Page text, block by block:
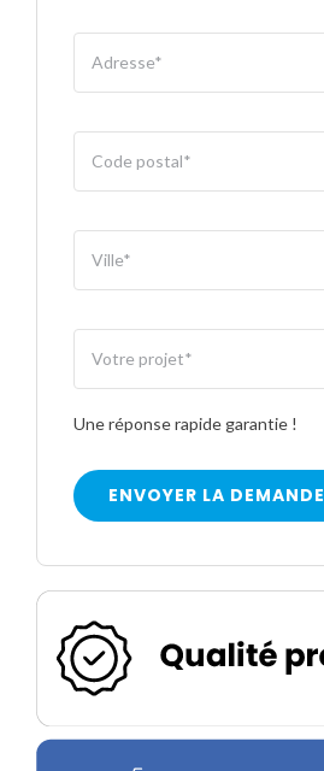
Une réponse rapide garantie !
ENVOYER LA DEMANDE